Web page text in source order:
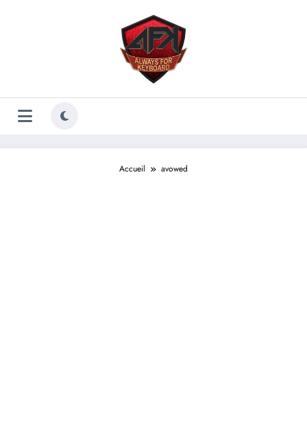
Accueil avowed